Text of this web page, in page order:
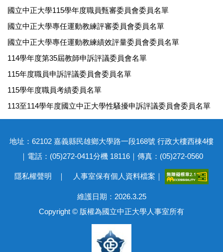
國立中正大學115學年度職員甄審委員會委員名單
國立中正大學專任運動教練評審委員會委員名單
國立中正大學專任運動教練績效評量委員會委員名單
114學年度第35屆教師申訴評議委員會名單
115年度職員申訴評議委員會委員名單
115學年度職員考績委員名單
113至114學年度國立中正大學性騷擾申訴評議委員會委員名單
地址：62102 嘉義縣民雄鄉大學路一段168號 行政大樓西棟4樓
｜電話：(05)272-0411分機 18116｜傳真：(05)272-0560
隱私權聲明 ｜ 人事室保有個人資料檔案 ｜
維護日期：2026.3.25
Copyright © 版權為國立中正大學人事室所有